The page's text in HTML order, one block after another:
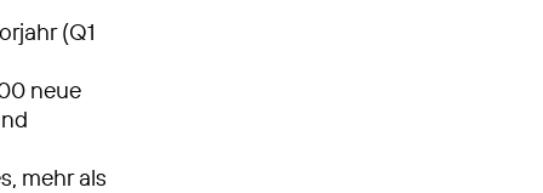
(Q1
neue
mehr als